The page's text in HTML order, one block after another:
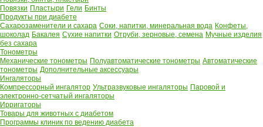
Повязки Пластыри Гели Бинты
Продукты при диабете
Сахарозаменители и сахара Соки, напитки, минеральная вода Конфеты,
шоколад Бакалея Сухие напитки Отруби, зерновые, семена Мучные изделия
без сахара
Тонометры
Механические тонометры Полуавтоматические тонометры Автоматические
тонометры Дополнительные аксессуары
Ингаляторы
Компрессорный ингалятор Ультразвуковые ингаляторы Паровой и
электронно-сетчатый ингаляторы
Ирригаторы
Товары для животных с диабетом
Программы клиник по ведению диабета